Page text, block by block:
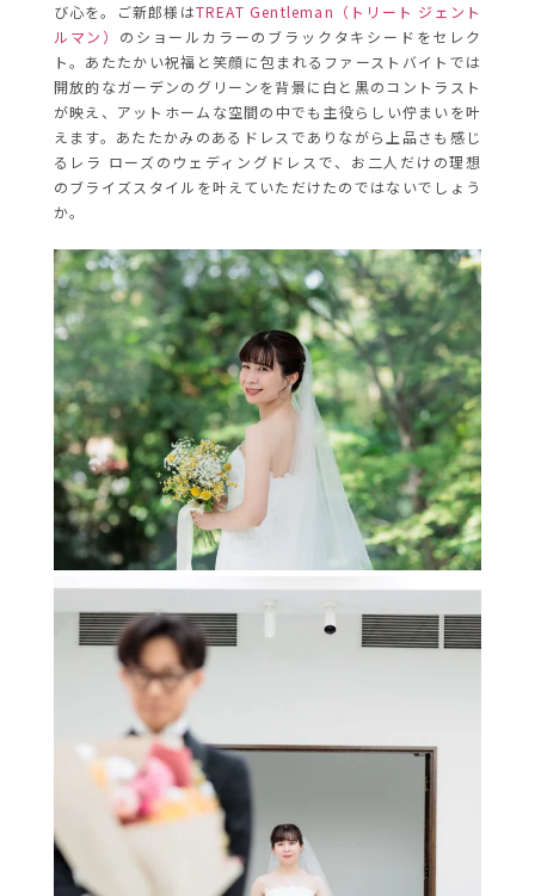
び心を。ご新郎様はTREAT Gentleman（トリート ジェント
ルマン） のショールカラーのブラックタキシードをセレク
ト。あたたかい祝福と笑顔に包まれるファーストバイトでは
開放的なガーデンのグリーンを背景に白と黒のコントラスト
が映え、アットホームな空間の中でも主役らしい佇まいを叶
えます。あたたかみのあるドレスでありながら上品さも感じ
るレラ ローズのウェディングドレスで、お二人だけの理想
のブライズスタイルを叶えていただけたのではないでしょう
か。